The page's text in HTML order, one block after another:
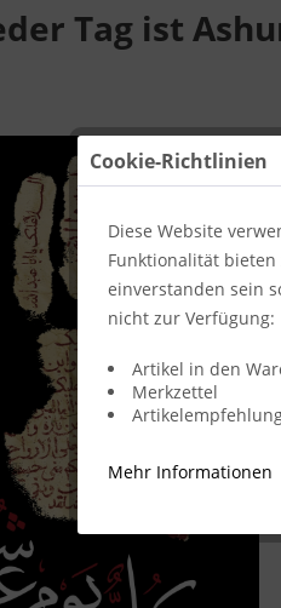
Tag ist
Cookie-Richtlinien
Diese Website
Funktionalität
einverstanden sein
nicht zur Verfügung:
Artikel in den
Merkzettel
Mehr Informationen